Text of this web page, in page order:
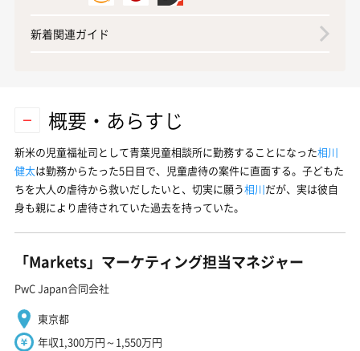
新着関連ガイド
概要・あらすじ
新米の児童福祉司として青葉児童相談所に勤務することになった相川
健太は勤務からたった5日目で、児童虐待の案件に直面する。子どもた
ちを大人の虐待から救いだしたいと、切実に願う相川だが、実は彼自
身も親により虐待されていた過去を持っていた。
「Markets」マーケティング担当マネジャー
PwC Japan合同会社
東京都
年収1,300万円～1,550万円